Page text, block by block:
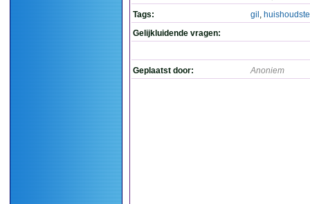
Tags:
gil ,
Gelijkluidende vragen:
Geplaatst door: Anoniem